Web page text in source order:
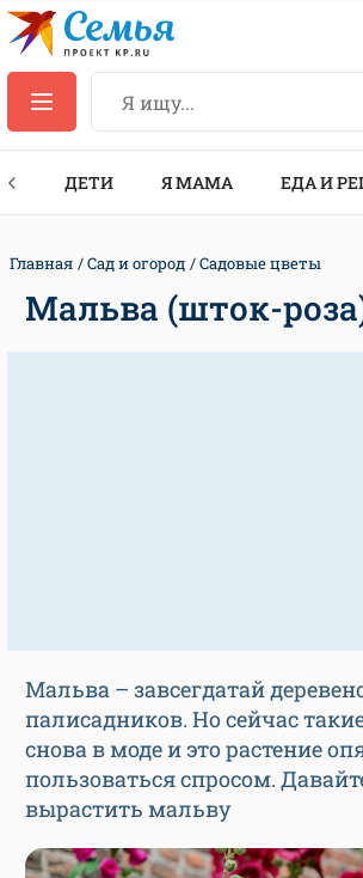
ДЕТИ Я МАМА ЕДА И
Главная Сад и огород Садовые цветы
Мальва (шток-
Мальва – завсегдатай
палисадников. Но сейчас
снова в моде и это растение
пользоваться спросом.
вырастить мальву